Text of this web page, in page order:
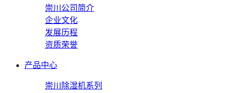
崇川公司简介
企业文化
发展历程
资质荣誉
产品中心
崇川除湿机系列